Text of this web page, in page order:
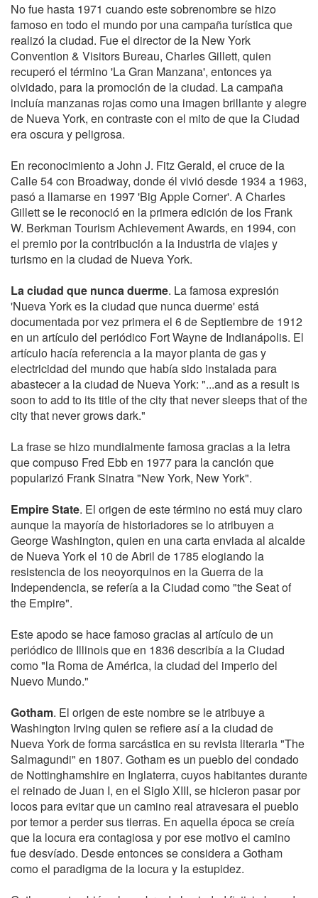
No fue hasta 1971 cuando este sobrenombre se hizo
famoso en todo el mundo por una campaña turística que
realizó la ciudad. Fue el director de la New York
Convention & Visitors Bureau, Charles Gillett, quien
recuperó el término 'La Gran Manzana', entonces ya
olvidado, para la promoción de la ciudad. La campaña
incluía manzanas rojas como una imagen brillante y alegre
de Nueva York, en contraste con el mito de que la Ciudad
era oscura y peligrosa.
En reconocimiento a John J. Fitz Gerald, el cruce de la
Calle 54 con Broadway, donde él vivió desde 1934 a 1963,
pasó a llamarse en 1997 'Big Apple Corner'. A Charles
Gillett se le reconoció en la primera edición de los Frank
W. Berkman Tourism Achievement Awards, en 1994, con
el premio por la contribución a la industria de viajes y
turismo en la ciudad de Nueva York.
La ciudad que nunca duerme. La famosa expresión
'Nueva York es la ciudad que nunca duerme' está
documentada por vez primera el 6 de Septiembre de 1912
en un artículo del periódico Fort Wayne de Indianápolis. El
artículo hacía referencia a la mayor planta de gas y
electricidad del mundo que había sido instalada para
abastecer a la ciudad de Nueva York: "...and as a result is
soon to add to its title of the city that never sleeps that of the
city that never grows dark."
La frase se hizo mundialmente famosa gracias a la letra
que compuso Fred Ebb en 1977 para la canción que
popularizó Frank Sinatra "New York, New York".
Empire State. El origen de este término no está muy claro
aunque la mayoría de historiadores se lo atribuyen a
George Washington, quien en una carta enviada al alcalde
de Nueva York el 10 de Abril de 1785 elogiando la
resistencia de los neoyorquinos en la Guerra de la
Independencia, se refería a la Ciudad como "the Seat of
the Empire".
Este apodo se hace famoso gracias al artículo de un
periódico de Illinois que en 1836 describía a la Ciudad
como "la Roma de América, la ciudad del imperio del
Nuevo Mundo."
Gotham. El origen de este nombre se le atribuye a
Washington Irving quien se refiere así a la ciudad de
Nueva York de forma sarcástica en su revista literaria "The
Salmagundi" en 1807. Gotham es un pueblo del condado
de Nottinghamshire en Inglaterra, cuyos habitantes durante
el reinado de Juan I, en el Siglo XIII, se hicieron pasar por
locos para evitar que un camino real atravesara el pueblo
por temor a perder sus tierras. En aquella época se creía
que la locura era contagiosa y por ese motivo el camino
fue desvíado. Desde entonces se considera a Gotham
como el paradigma de la locura y la estupidez.